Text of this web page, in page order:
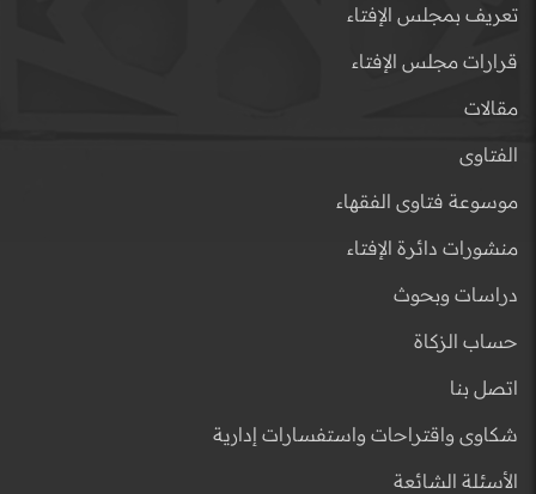
تعريف بمجلس الإفتاء
قرارات مجلس الإفتاء
مقالات
الفتاوى
موسوعة فتاوى الفقهاء
منشورات دائرة الإفتاء
دراسات وبحوث
حساب الزكاة
اتصل بنا
شكاوى واقتراحات واستفسارات إدارية
الأسئلة الشائعة